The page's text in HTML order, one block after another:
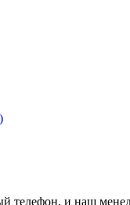
телефон, и наш